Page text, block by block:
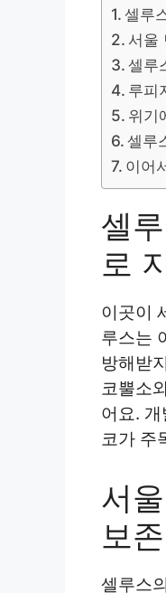
셀루
서울
셀루
루피
위기
셀루
이어
셀
로
이곳이
루스는
방해받
코뿔소
어요.
코가 주
서
보
셀루스